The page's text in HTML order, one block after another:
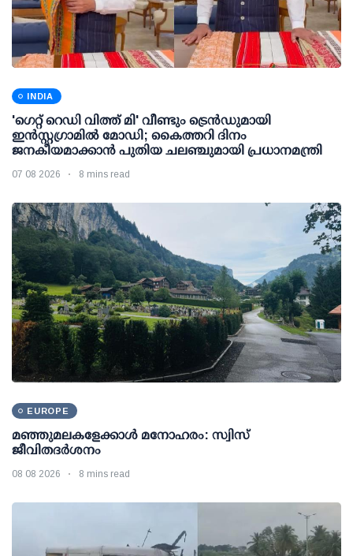
INDIA
'ഗെറ്റ് റെഡി വിത്ത് മി' വീണ്ടും ട്രെന്‍ഡുമായി
ഇന്‍സ്റ്റഗ്രാമില്‍ മോഡി; കൈത്തറി ദിനം
ജനകീയമാക്കാന്‍ പുതിയ ചലഞ്ചുമായി പ്രധാനമന്ത്രി
07 08 2026 8 mins read
EUROPE
മഞ്ഞുമലകളേക്കാൾ മനോഹരം: സ്വിസ്
ജീവിതദർശനം
08 08 2026 8 mins read